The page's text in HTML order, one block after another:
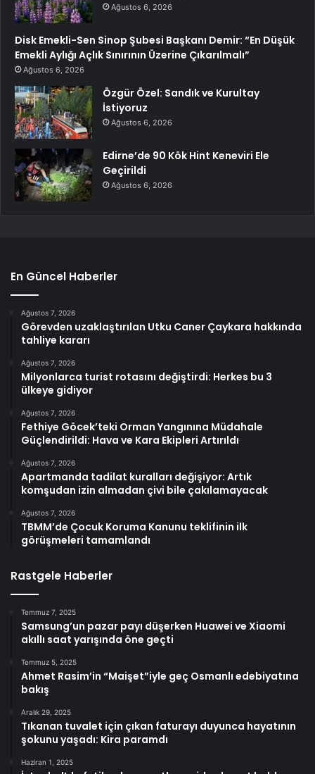
Ağustos 6, 2026
Disk Emekli-Sen Sinop Şubesi Başkanı Demir: “En Düşük
Emekli Aylığı Açlık Sınırının Üzerine Çıkarılmalı”
Ağustos 6, 2026
Özgür Özel: Sandık ve Kurultay
İstiyoruz
Ağustos 6, 2026
Edirne’de 90 Kök Hint Keneviri Ele
Geçirildi
Ağustos 6, 2026
En Güncel Haberler
Ağustos 7, 2026
Görevden uzaklaştırılan Utku Caner Çaykara hakkında
tahliye kararı
Ağustos 7, 2026
Milyonlarca turist rotasını değiştirdi: Herkes bu 3
ülkeye gidiyor
Ağustos 7, 2026
Fethiye Göcek’teki Orman Yangınına Müdahale
Güçlendirildi: Hava ve Kara Ekipleri Artırıldı
Ağustos 7, 2026
Apartmanda tadilat kuralları değişiyor: Artık
komşudan izin almadan çivi bile çakılamayacak
Ağustos 7, 2026
TBMM’de Çocuk Koruma Kanunu teklifinin ilk
görüşmeleri tamamlandı
Rastgele Haberler
Temmuz 7, 2025
Samsung’un pazar payı düşerken Huawei ve Xiaomi
akıllı saat yarışında öne geçti
Temmuz 5, 2025
Ahmet Rasim’in “Maişet”iyle geç Osmanlı edebiyatına
bakış
Aralık 29, 2025
Tıkanan tuvalet için çıkan faturayı duyunca hayatının
şokunu yaşadı: Kira paramdı
Haziran 1, 2025